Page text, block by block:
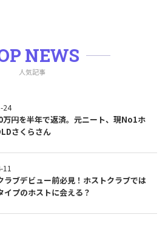
NEWS
人気記事
24
円を半年で返済。元ニート、現No1ホ
さくらさん
11
ラブデビュー前必見！ホストクラブでは
イプのホストに会える？